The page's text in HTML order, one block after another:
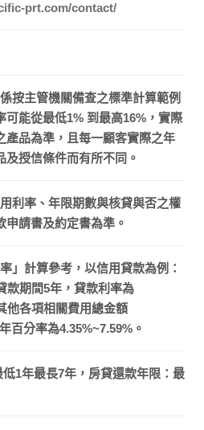
prt.com/contact/
按主管機關備查之標準計算範例
可能從最低1% 到最高16%，實際
產品為準，且每一顧客實際之年
授信條件而有所不同。
利率、年限期數與核貸與否之權
請書及約定書為準。
」計算參考，以信用貸款為例：
款期間5年，貸款利率為
他各項相關費用總金額
百分率為4.35%~7.59%。
1年最長7年，房貸還款年限：最